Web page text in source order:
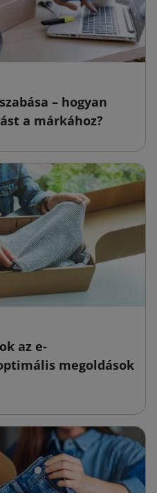
– hogyan
a márkához?
az e-
megoldások